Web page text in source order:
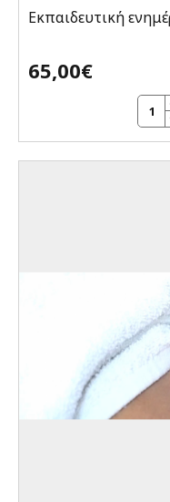
Εκπαιδευτική
65,00€